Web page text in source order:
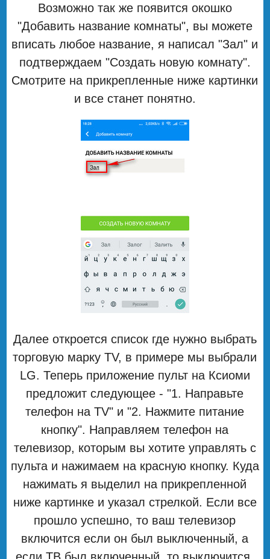
Возможно так же появится окошко
"Добавить название комнаты", вы можете
вписать любое название, я написал "Зал" и
подтверждаем "Создать новую комнату".
Смотрите на прикрепленные ниже картинки
и все станет понятно.
Далее откроется список где нужно выбрать
торговую марку TV, в примере мы выбрали
LG. Теперь приложение пульт на Ксиоми
предложит следующее - "1. Направьте
телефон на TV" и "2. Нажмите питание
кнопку". Направляем телефон на
телевизор, которым вы хотите управлять с
пульта и нажимаем на красную кнопку. Куда
нажимать я выделил на прикрепленной
ниже картинке и указал стрелкой. Если все
прошло успешно, то ваш телевизор
включится если он был выключенный, а